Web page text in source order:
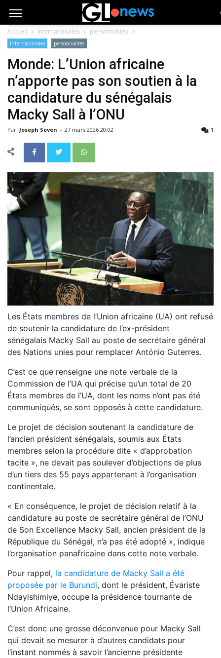
Accueil Internationales personnalités
Internationales personnalités
Monde: L’Union africaine
n’apporte pas son soutien à la
candidature du sénégalais
Macky Sall à l’ONU
Par Joseph Seven - 27 mars 2026 20:02 1
Les États membres de l’Union africaine (UA) ont refusé
de soutenir la candidature de l’ex-président
sénégalais Macky Sall au poste de secrétaire général
des Nations unies pour remplacer António Guterres.
C’est ce que renseigne une note verbale de la
Commission de l’UA qui précise qu’un total de 20
États membres de l’UA, dont les noms n’ont pas été
communiqués, se sont opposés à cette candidature.
Le projet de décision soutenant la candidature de
l’ancien président sénégalais, soumis aux États
membres selon la procédure dite « d’approbation
tacite », ne devait pas soulever d’objections de plus
d’un tiers des 55 pays appartenant à l’organisation
continentale.
« En conséquence, le projet de décision relatif à la
candidature au poste de secrétaire général de l’ONU
de Son Excellence Macky Sall, ancien président de la
République du Sénégal, n’a pas été adopté », indique
l’organisation panafricaine dans cette note verbale.
Pour rappel, la candidature de Macky Sall a été
proposée par le Burundi, dont le président, Évariste
Ndayishimiye, occupe la présidence tournante de
l’Union Africaine.
C’est donc une grosse déconvenue pour Macky Sall
qui devait se mesurer à d’autres candidats pour
l’instant nommés à savoir l’ancienne présidente